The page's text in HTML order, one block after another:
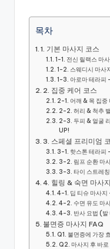
목차
1. 기본 마사지 코스
1-1. 전신 릴랙스 마
1-2. 스웨디시 마사
1-3. 아로마 테라피
2. 집중 케어 코스
2-1. 어깨 & 목 집중
2-2. 허리 & 척추
2-3. 두피 & 얼굴
UP!
3. 스페셜 프리미엄
3-1. 핫스톤 테라피
3-2. 림프 순환 마
3-3. 타이 스트레
4. 힐링 & 숙면 마사지
4-1. 딥 티슈 마사지
4-2. 수면 유도 마
4-3. 반사 요법 (발
불면증 마사지 FAQ
Q1. 불면증에 가장
Q2. 마사지 후 바